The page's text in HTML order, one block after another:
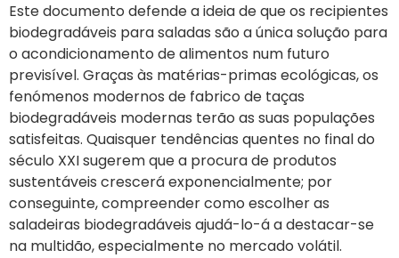
Este documento defende a ideia de que os recipientes
biodegradáveis para saladas são a única solução para
o acondicionamento de alimentos num futuro
previsível. Graças às matérias-primas ecológicas, os
fenómenos modernos de fabrico de taças
biodegradáveis modernas terão as suas populações
satisfeitas. Quaisquer tendências quentes no final do
século XXI sugerem que a procura de produtos
sustentáveis crescerá exponencialmente; por
conseguinte, compreender como escolher as
saladeiras biodegradáveis ajudá-lo-á a destacar-se
na multidão, especialmente no mercado volátil.